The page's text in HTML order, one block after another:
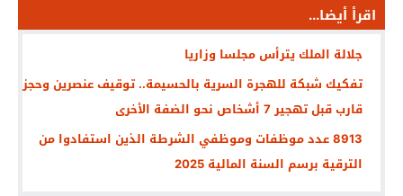
اقرأ أيضا...
جلالة الملك يترأس مجلسا وزاريا
تفكيك شبكة للهجرة السرية بالحسيمة.. توقيف عنصرين وحجز
قارب قبل تهجير 7 أشخاص نحو الضفة الأخرى
8913 عدد موظفات وموظفي الشرطة الذين استفادوا من
الترقية برسم السنة المالية 2025